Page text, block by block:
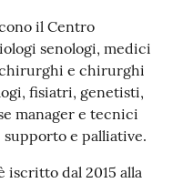
il Centro
senologi, medici
e chirurghi
fisiatri, genetisti,
manager e tecnici
e palliative.
iscritto dal 2015 alla